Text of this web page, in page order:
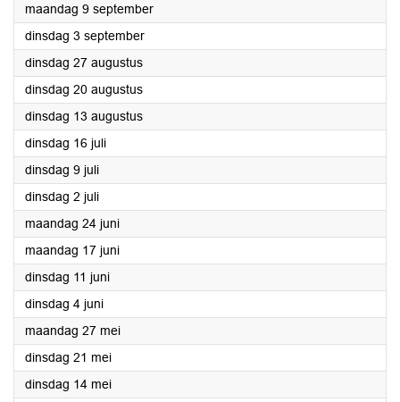
maandag 9 september2024
dinsdag 3 september2024
dinsdag 27 augustus2024
dinsdag 20 augustus2024
dinsdag 13 augustus2024
dinsdag 16 juli2024
dinsdag 9 juli2024
dinsdag 2 juli2024
maandag 24 juni2024
maandag 17 juni2024
dinsdag 11 juni2024
dinsdag 4 juni2024
maandag 27 mei2024
dinsdag 21 mei2024
dinsdag 14 mei2024